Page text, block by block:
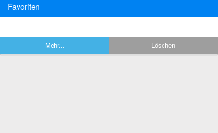
Favoriten
Mehr... Löschen